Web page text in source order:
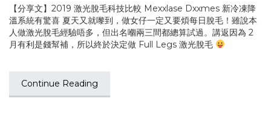
【分享文】2019 激光脫毛科技比較 Mexxlase Dxxmes 新冷凍降
溫系統有驚喜 夏天又就嚟到，做女仔一定又要煩每日脫毛！雖說本
人做激光脫毛經驗唔多，但出名嗰兩三間都總算試過。講返因為 2
月有利是錢幫補，所以終於決定做 Full Legs 激光脫毛
Continue Reading